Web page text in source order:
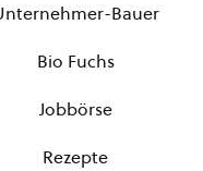
Bauer
Bio Fuchs
Jobbörse
Rezepte